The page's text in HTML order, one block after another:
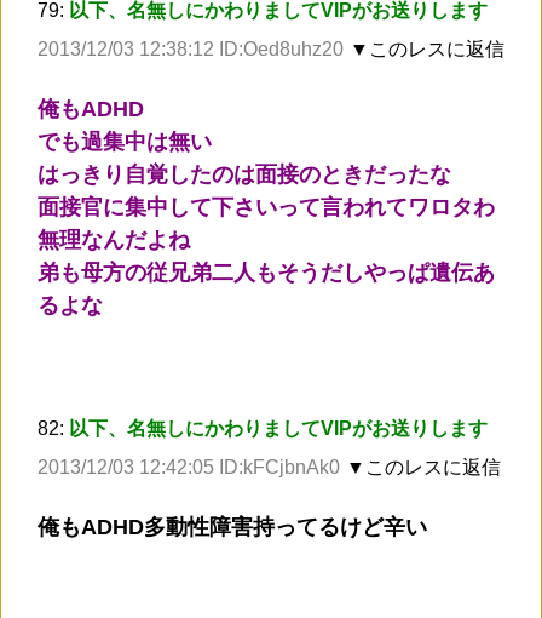
79: 以下、名無しにかわりましてVIPがお送りします
2013/12/03 12:38:12 ID:Oed8uhz20 ▼このレスに返信
俺もADHD
でも過集中は無い
はっきり自覚したのは面接のときだったな
面接官に集中して下さいって言われてワロタわ
無理なんだよね
弟も母方の従兄弟二人もそうだしやっぱ遺伝あ
るよな
82: 以下、名無しにかわりましてVIPがお送りします
2013/12/03 12:42:05 ID:kFCjbnAk0 ▼このレスに返信
俺もADHD多動性障害持ってるけど辛い